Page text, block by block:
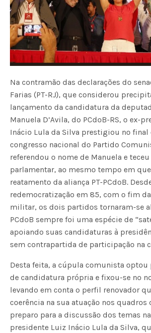
Na contramão das declarações do
Farias (PT-RJ), que considerou
lançamento da candidatura da
Manuela D’Avila, do PCdoB-RS, o ex-
Inácio Lula da Silva prestigiou no final
congresso nacional do Partido
referendou o nome de Manuela e
parlamentar, ao mesmo tempo em
reatamento da aliança PT-PCdoB.
redemocratização em 85, com o fim
militar, os dois partidos tornaram-se
PCdoB sempre foi uma espécie de
apoiando suas candidaturas à
sem contrapartida de participação na
Desta feita, a cúpula comunista optou
de candidatura própria e fixou-se no
levando em conta o perfil renovador
coerência na sua atuação nos quadros
preparo para a discussão dos temas
presidente Luiz Inácio Lula da Silva,